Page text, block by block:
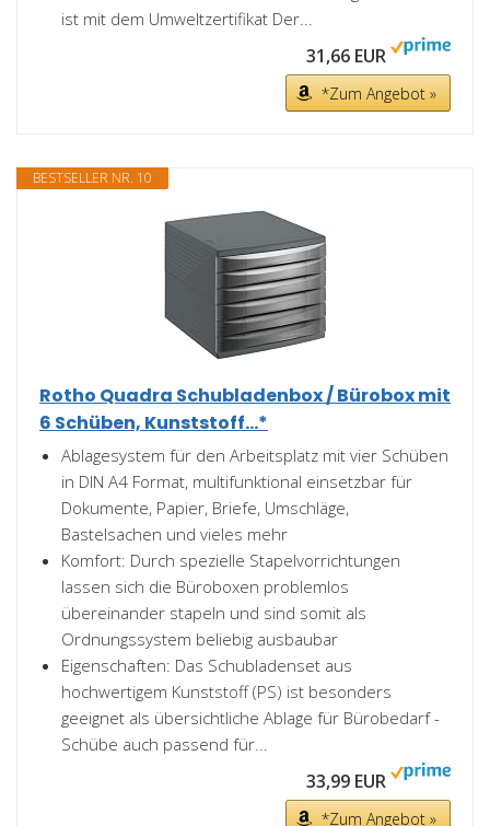
ist mit dem Umweltzertifikat Der...
31,66 EUR
*Zum Angebot »
BESTSELLER NR. 10
Rotho Quadra Schubladenbox / Bürobox mit
6 Schüben, Kunststoff...*
Ablagesystem für den Arbeitsplatz mit vier Schüben
in DIN A4 Format, multifunktional einsetzbar für
Dokumente, Papier, Briefe, Umschläge,
Bastelsachen und vieles mehr
Komfort: Durch spezielle Stapelvorrichtungen
lassen sich die Büroboxen problemlos
übereinander stapeln und sind somit als
Ordnungssystem beliebig ausbaubar
Eigenschaften: Das Schubladenset aus
hochwertigem Kunststoff (PS) ist besonders
geeignet als übersichtliche Ablage für Bürobedarf -
Schübe auch passend für...
33,99 EUR
*Zum Angebot »